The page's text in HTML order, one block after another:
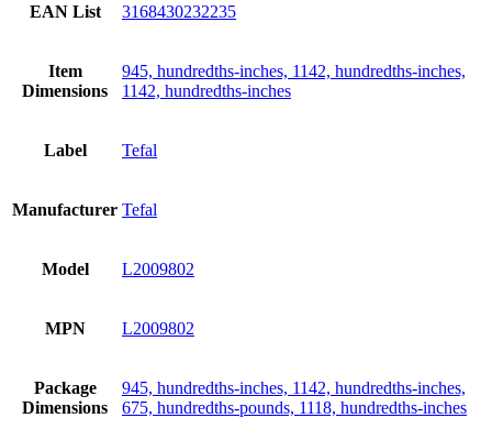
EAN List 3168430232235
Item
Dimensions
945, hundredths-inches, 1142, hundredths-inches,
1142, hundredths-inches
Label Tefal
Manufacturer Tefal
Model L2009802
MPN L2009802
Package
Dimensions
945, hundredths-inches, 1142, hundredths-inches,
675, hundredths-pounds, 1118, hundredths-inches